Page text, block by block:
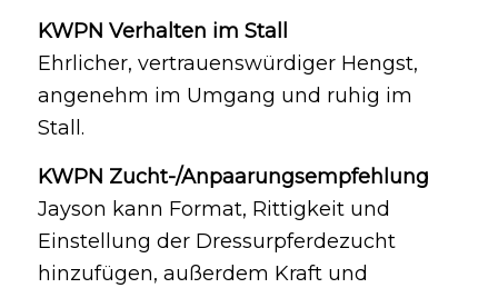
KWPN Verhalten im Stall
Ehrlicher, vertrauenswürdiger Hengst,
angenehm im Umgang und ruhig im
Stall.
KWPN Zucht-/Anpaarungsempfehlung
Jayson kann Format, Rittigkeit und
Einstellung der Dressurpferdezucht
hinzufügen, außerdem Kraft und